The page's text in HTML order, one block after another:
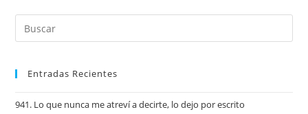
Entradas Recientes
941. Lo que nunca me atreví a decirte, lo dejo por escrito